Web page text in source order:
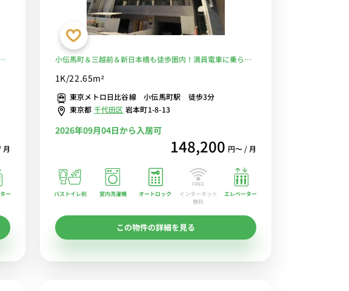
月
ー
小伝馬町＆三越前＆新日本橋も徒歩圏内！満員電車に乗らず
1K/22.65m²
東京メトロ日比谷線 小伝馬町駅 徒歩3分
東京都 千代田区 岩本町1-8-13
2026年09月04日から入居可
148,200 円〜 / 月
バストイレ別 室内洗濯機 オートロック
インターネット
無料
エレベーター
この物件の詳細を見る